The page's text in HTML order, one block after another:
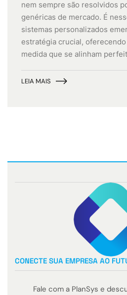
nem sempre são resolvidos
genéricas de mercado. É
sistemas personalizados
estratégia crucial,
medida que se alinham
LEIA MAIS
CONECTE SUA EMPRESA AO
Fale com a PlanSys e